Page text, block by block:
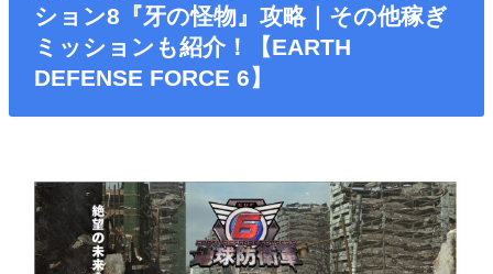
ション8『牙の怪物』攻略｜その他稼ぎ
ミッションも紹介！【EARTH
DEFENSE FORCE 6】